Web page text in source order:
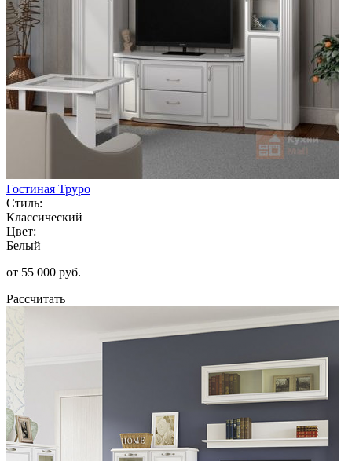
Гостиная Труро
Стиль:
Классический
Цвет:
Белый
от 55 000 руб.
Рассчитать